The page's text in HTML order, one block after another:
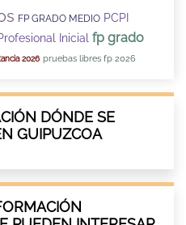
FP GRADO MEDIO PCPI
Inicial fp grado
2026 pruebas libres fp 2026
DÓNDE SE
GUIPUZCOA